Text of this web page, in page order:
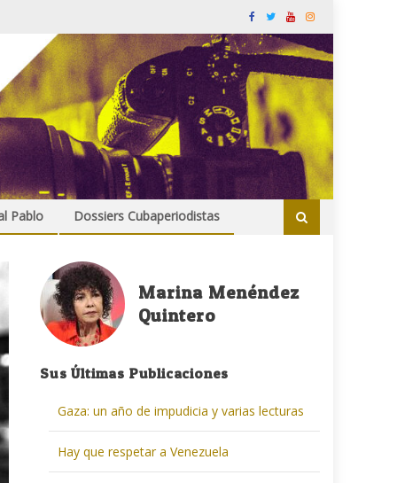
Pablo Dossiers Cubaperiodistas
Marina Menéndez
Quintero
Sus Últimas Publicaciones
Gaza: un año de impudicia y varias lecturas
Hay que respetar a Venezuela